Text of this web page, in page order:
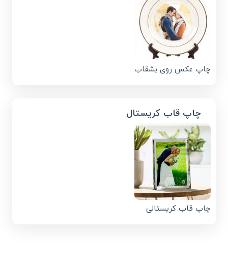
چاپ عکس روی بشقاب
چاپ قاب کریستال
چاپ قاب کریستالی